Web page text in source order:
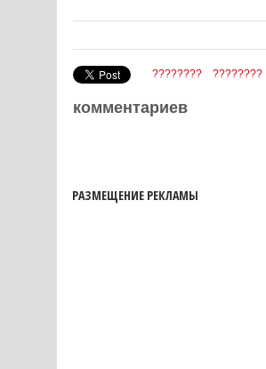
???????? ????????
комментариев
РАЗМЕЩЕНИЕ РЕКЛАМЫ